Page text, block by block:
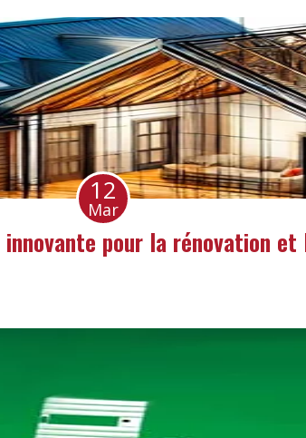
12
Mar
pour la rénovation